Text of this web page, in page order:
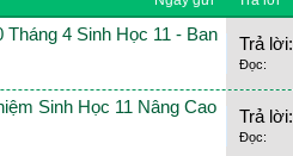
4 Sinh Học 11 - Ban
Trả lời:
Đọc:
Sinh Học 11 Nâng Cao
Trả lời:
Đọc: